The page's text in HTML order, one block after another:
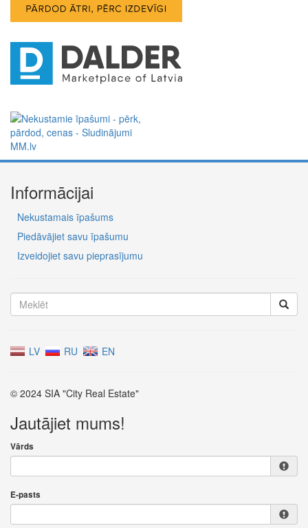
Informācijai
Nekustamais īpašums
Piedāvājiet savu īpašumu
Izveidojiet savu pieprasījumu
LV RU EN
© 2024 SIA "City Real Estate"
Jautājiet mums!
Vārds
E-pasts